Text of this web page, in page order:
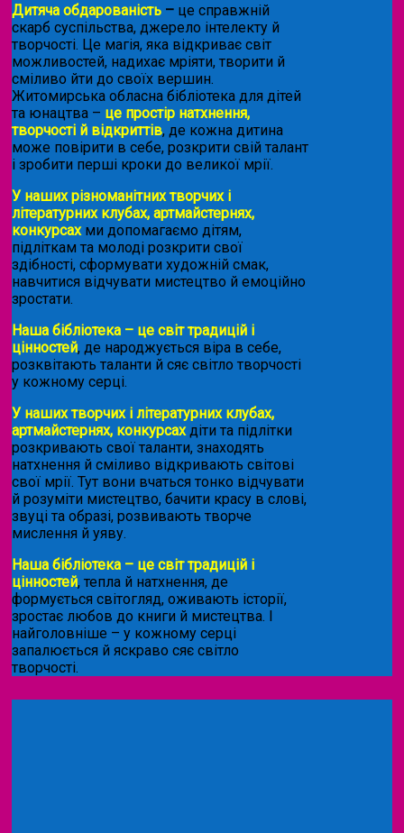
Дитяча обдарованість – це справжній
скарб суспільства, джерело інтелекту й
творчості. Це магія, яка відкриває світ
можливостей, надихає мріяти, творити й
сміливо йти до своїх вершин.
Житомирська обласна бібліотека для дітей
та юнацтва – це простір натхнення,
творчості й відкриттів, де кожна дитина
може повірити в себе, розкрити свій талант
і зробити перші кроки до великої мрії.
У наших різноманітних творчих і
літературних клубах, артмайстернях,
конкурсахми допомагаємо дітям,
підліткам та молоді розкрити свої
здібності, сформувати художній смак,
навчитися відчувати мистецтво й емоційно
зростати.
Наша бібліотека – це світ традицій і
цінностей, де народжується віра в себе,
розквітають таланти й сяє світло творчості
у кожному серці.
У наших творчих і літературних клубах,
артмайстернях, конкурсахдіти та підлітки
розкривають свої таланти, знаходять
натхнення й сміливо відкривають світові
свої мрії. Тут вони вчаться тонко відчувати
й розуміти мистецтво, бачити красу в слові,
звуці та образі, розвивають творче
мислення й уяву.
Наша бібліотека – це світ традицій і
цінностей, тепла й натхнення, де
формується світогляд, оживають історії,
зростає любов до книги й мистецтва. І
найголовніше – у кожному серці
запалюється й яскраво сяє світло
творчості.